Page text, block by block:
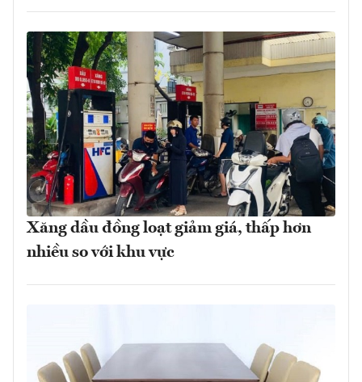
Xăng dầu đồng loạt giảm giá, thấp hơn
nhiều so với khu vực